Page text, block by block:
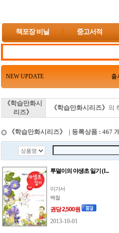
책포장 비닐 중고서적
NEW UPDATE 출
《학습만화시
리즈》
《학습만화시리즈》 의
《학습만화시리즈》 | 등록상품 : 467
투덜이의 야생초 일기 (1...
이가서
백철
권당 2,500원
2013-10-01